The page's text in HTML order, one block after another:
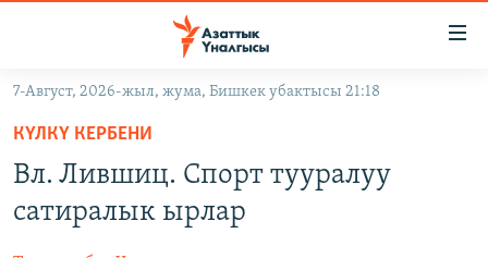
Навигацияга
өтүңүз
Издөөгө
салыңыз
УКРАИНА
7-Август, 2026-жыл, жума, Бишкек убактысы 21:18
КҮЛКҮ КЕРБЕНИ
Вл. Лившиц. Спорт тууралуу
сатиралык ырлар